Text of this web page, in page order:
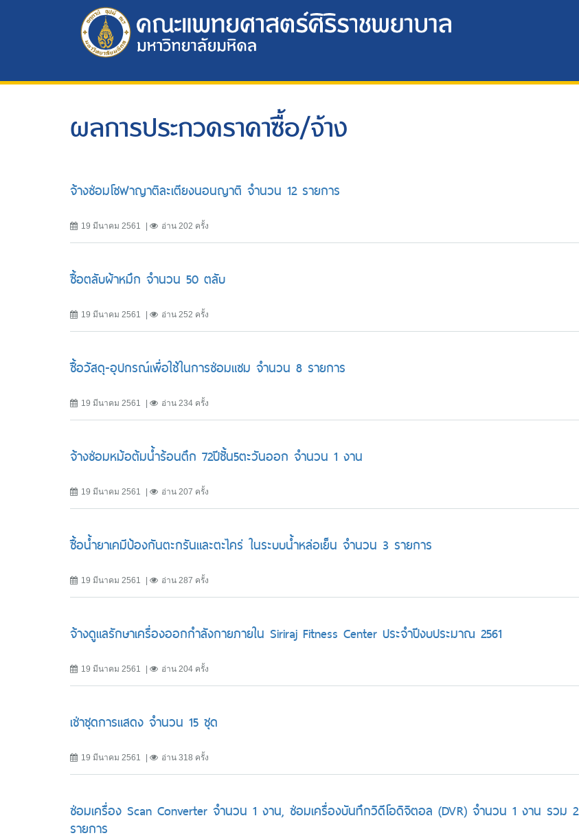
ผลการประกวดราคาซื้อ/จ้าง
จ้างซ่อมโซฟาญาติละเตียงนอนญาติ จำนวน 12 รายการ
19 มีนาคม 2561 อ่าน 202 ครั้ง
ซื้อตลับผ้าหมึก จำนวน 50 ตลับ
19 มีนาคม 2561 อ่าน 252 ครั้ง
ซื้อวัสดุ-อุปกรณ์เพื่อใช้ในการซ่อมแซม จำนวน 8 รายการ
19 มีนาคม 2561 อ่าน 234 ครั้ง
จ้างซ่อมหม้อต้มน้ำร้อนตึก 72ปีชั้น5ตะวันออก จำนวน 1 งาน
19 มีนาคม 2561 อ่าน 207 ครั้ง
ซื้อน้ำยาเคมีป้องกันตะกรันและตะไคร่ ในระบบน้ำหล่อเย็น จำนวน 3 รายการ
19 มีนาคม 2561 อ่าน 287 ครั้ง
จ้างดูแลรักษาเครื่องออกกําลังกายภายใน Siriraj Fitness Center ประจําปีงบประมาณ 2561
19 มีนาคม 2561 อ่าน 204 ครั้ง
เช่าชุดการแสดง จำนวน 15 ชุด
19 มีนาคม 2561 อ่าน 318 ครั้ง
ซ่อมเครื่อง Scan Converter จำนวน 1 งาน, ซ่อมเครื่องบันทึกวิดีโอดิจิตอล (DVR) จำนวน 1 งาน รวม 2
รายการ